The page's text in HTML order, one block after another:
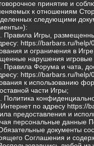
принятие и
к отношениям
следующими
Правила Игры,
https://barbars.ru/
и ограничения в
нарушения игровые
Правила Форума и чата,
https://barbars.ru/
к использованию
части Игры;
Политика
Интернет по адресу
предоставления и
персональные данные
документы
Соглашения и